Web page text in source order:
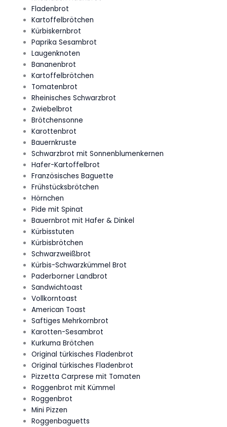
Fladenbrot
Kartoffelbrötchen
Kürbiskernbrot
Paprika Sesambrot
Laugenknoten
Bananenbrot
Kartoffelbrötchen
Tomatenbrot
Rheinisches Schwarzbrot
Zwiebelbrot
Brötchensonne
Karottenbrot
Bauernkruste
Schwarzbrot mit Sonnenblumenkernen
Hafer-Kartoffelbrot
Französisches Baguette
Frühstücksbrötchen
Hörnchen
Pide mit Spinat
Bauernbrot mit Hafer & Dinkel
Kürbisstuten
Kürbisbrötchen
Schwarzweißbrot
Kürbis-Schwarzkümmel Brot
Paderborner Landbrot
Sandwichtoast
Vollkorntoast
American Toast
Saftiges Mehrkornbrot
Karotten-Sesambrot
Kurkuma Brötchen
Original türkisches Fladenbrot
Original türkisches Fladenbrot
Pizzetta Carprese mit Tomaten
Roggenbrot mit Kümmel
Roggenbrot
Mini Pizzen
Roggenbaguetts